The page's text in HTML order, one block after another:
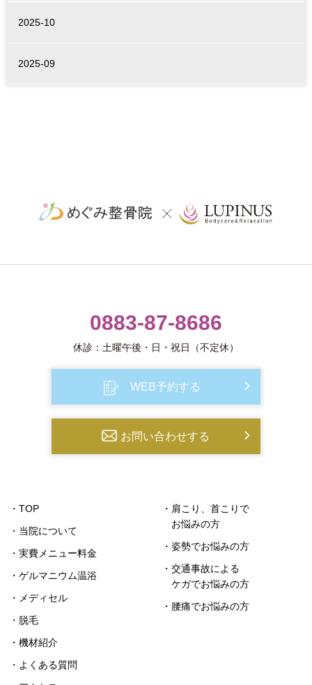
2025-10
2025-09
0883-87-8686
休診：土曜午後・日・祝日（不定休）
WEB予約する
お問い合わせする
・TOP
・当院について
・実費メニュー料金
・ゲルマニウム温浴
・メディセル
・脱毛
・機材紹介
・肩こり、首こりで
お悩みの方
・姿勢でお悩みの方
・交通事故による
ケガでお悩みの方
・腰痛でお悩みの方
・よくある質問